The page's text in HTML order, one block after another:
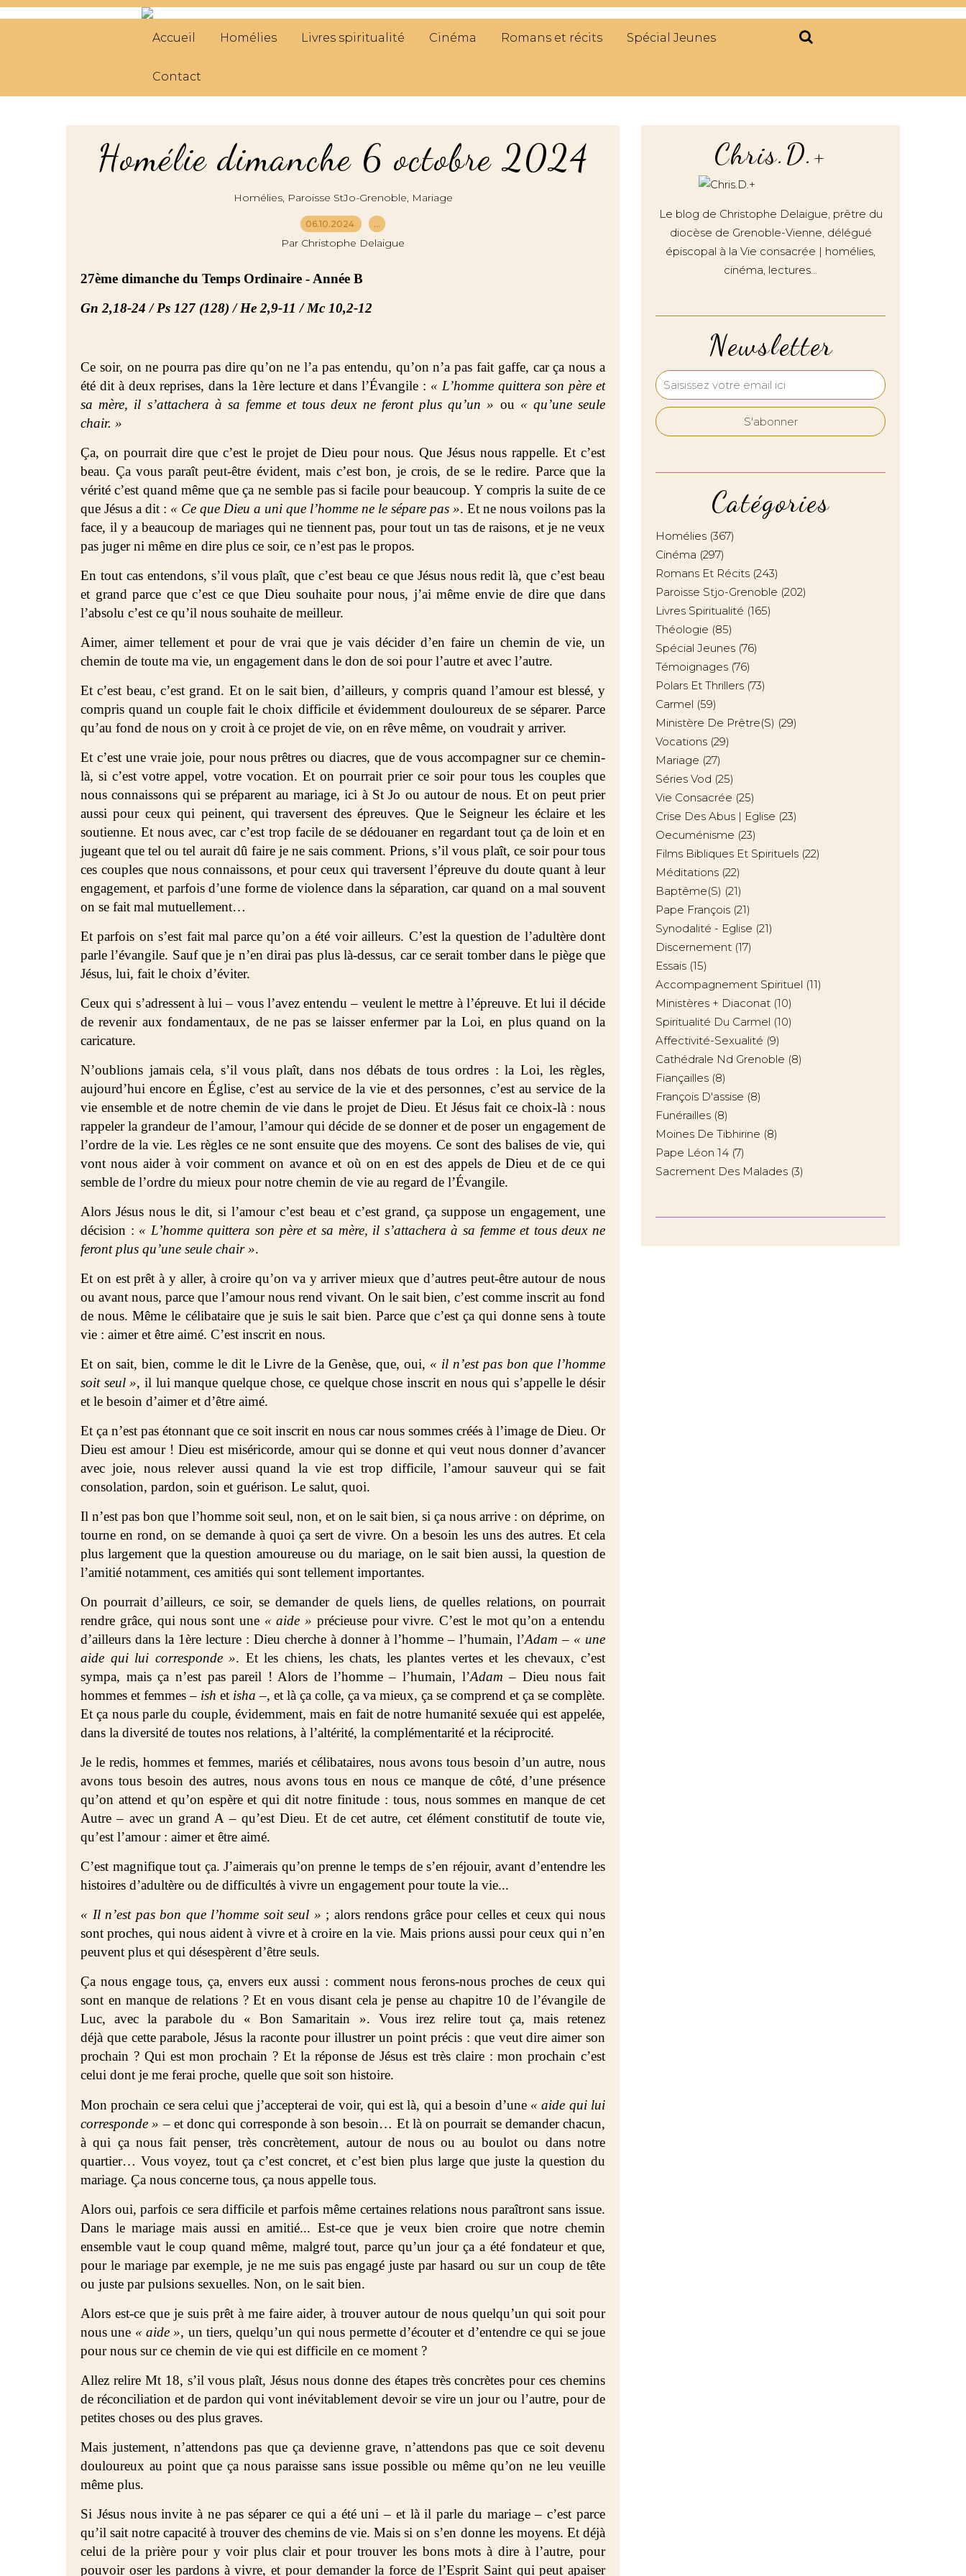
Accueil Homélies Livres spiritualité Cinéma Romans et récits Spécial Jeunes
Contact
Homélie dimanche 6 octobre 2024
Homélies, Paroisse StJo-Grenoble, Mariage
06.10.2024 …
Par Christophe Delaigue
27ème dimanche du Temps Ordinaire - Année B
Gn 2,18-24 / Ps 127 (128) / He 2,9-11 / Mc 10,2-12
Ce soir, on ne pourra pas dire qu’on ne l’a pas entendu, qu’on n’a pas fait gaffe, car ça nous a
été dit à deux reprises, dans la 1ère lecture et dans l’Évangile : « L’homme quittera son père et
sa mère, il s’attachera à sa femme et tous deux ne feront plus qu’un » ou « qu’une seule
chair. »
Ça, on pourrait dire que c’est le projet de Dieu pour nous. Que Jésus nous rappelle. Et c’est
beau. Ça vous paraît peut-être évident, mais c’est bon, je crois, de se le redire. Parce que la
vérité c’est quand même que ça ne semble pas si facile pour beaucoup. Y compris la suite de ce
que Jésus a dit : « Ce que Dieu a uni que l’homme ne le sépare pas ». Et ne nous voilons pas la
face, il y a beaucoup de mariages qui ne tiennent pas, pour tout un tas de raisons, et je ne veux
pas juger ni même en dire plus ce soir, ce n’est pas le propos.
En tout cas entendons, s’il vous plaît, que c’est beau ce que Jésus nous redit là, que c’est beau
et grand parce que c’est ce que Dieu souhaite pour nous, j’ai même envie de dire que dans
l’absolu c’est ce qu’il nous souhaite de meilleur.
Aimer, aimer tellement et pour de vrai que je vais décider d’en faire un chemin de vie, un
chemin de toute ma vie, un engagement dans le don de soi pour l’autre et avec l’autre.
Et c’est beau, c’est grand. Et on le sait bien, d’ailleurs, y compris quand l’amour est blessé, y
compris quand un couple fait le choix difficile et évidemment douloureux de se séparer. Parce
qu’au fond de nous on y croit à ce projet de vie, on en rêve même, on voudrait y arriver.
Et c’est une vraie joie, pour nous prêtres ou diacres, que de vous accompagner sur ce chemin-
là, si c’est votre appel, votre vocation. Et on pourrait prier ce soir pour tous les couples que
nous connaissons qui se préparent au mariage, ici à St Jo ou autour de nous. Et on peut prier
aussi pour ceux qui peinent, qui traversent des épreuves. Que le Seigneur les éclaire et les
soutienne. Et nous avec, car c’est trop facile de se dédouaner en regardant tout ça de loin et en
jugeant que tel ou tel aurait dû faire je ne sais comment. Prions, s’il vous plaît, ce soir pour tous
ces couples que nous connaissons, et pour ceux qui traversent l’épreuve du doute quant à leur
engagement, et parfois d’une forme de violence dans la séparation, car quand on a mal souvent
on se fait mal mutuellement…
Et parfois on s’est fait mal parce qu’on a été voir ailleurs. C’est la question de l’adultère dont
parle l’évangile. Sauf que je n’en dirai pas plus là-dessus, car ce serait tomber dans le piège que
Jésus, lui, fait le choix d’éviter.
Ceux qui s’adressent à lui – vous l’avez entendu – veulent le mettre à l’épreuve. Et lui il décide
de revenir aux fondamentaux, de ne pas se laisser enfermer par la Loi, en plus quand on la
caricature.
N’oublions jamais cela, s’il vous plaît, dans nos débats de tous ordres : la Loi, les règles,
aujourd’hui encore en Église, c’est au service de la vie et des personnes, c’est au service de la
vie ensemble et de notre chemin de vie dans le projet de Dieu. Et Jésus fait ce choix-là : nous
rappeler la grandeur de l’amour, l’amour qui décide de se donner et de poser un engagement de
l’ordre de la vie. Les règles ce ne sont ensuite que des moyens. Ce sont des balises de vie, qui
vont nous aider à voir comment on avance et où on en est des appels de Dieu et de ce qui
semble de l’ordre du mieux pour notre chemin de vie au regard de l’Évangile.
Alors Jésus nous le dit, si l’amour c’est beau et c’est grand, ça suppose un engagement, une
décision : « L’homme quittera son père et sa mère, il s’attachera à sa femme et tous deux ne
feront plus qu’une seule chair ».
Et on est prêt à y aller, à croire qu’on va y arriver mieux que d’autres peut-être autour de nous
ou avant nous, parce que l’amour nous rend vivant. On le sait bien, c’est comme inscrit au fond
de nous. Même le célibataire que je suis le sait bien. Parce que c’est ça qui donne sens à toute
vie : aimer et être aimé. C’est inscrit en nous.
Et on sait, bien, comme le dit le Livre de la Genèse, que, oui, « il n’est pas bon que l’homme
soit seul », il lui manque quelque chose, ce quelque chose inscrit en nous qui s’appelle le désir
et le besoin d’aimer et d’être aimé.
Et ça n’est pas étonnant que ce soit inscrit en nous car nous sommes créés à l’image de Dieu. Or
Dieu est amour ! Dieu est miséricorde, amour qui se donne et qui veut nous donner d’avancer
avec joie, nous relever aussi quand la vie est trop difficile, l’amour sauveur qui se fait
consolation, pardon, soin et guérison. Le salut, quoi.
Il n’est pas bon que l’homme soit seul, non, et on le sait bien, si ça nous arrive : on déprime, on
tourne en rond, on se demande à quoi ça sert de vivre. On a besoin les uns des autres. Et cela
plus largement que la question amoureuse ou du mariage, on le sait bien aussi, la question de
l’amitié notamment, ces amitiés qui sont tellement importantes.
On pourrait d’ailleurs, ce soir, se demander de quels liens, de quelles relations, on pourrait
rendre grâce, qui nous sont une « aide » précieuse pour vivre. C’est le mot qu’on a entendu
d’ailleurs dans la 1ère lecture : Dieu cherche à donner à l’homme – l’humain, l’Adam – « une
aide qui lui corresponde ». Et les chiens, les chats, les plantes vertes et les chevaux, c’est
sympa, mais ça n’est pas pareil ! Alors de l’homme – l’humain, l’Adam – Dieu nous fait
hommes et femmes – ish et isha –, et là ça colle, ça va mieux, ça se comprend et ça se complète.
Et ça nous parle du couple, évidemment, mais en fait de notre humanitésexuée qui est appelée,
dans la diversité de toutes nos relations, à l’altérité, la complémentarité et la réciprocité.
Je le redis, hommes et femmes, mariés et célibataires, nous avons tous besoin d’un autre, nous
avons tous besoin des autres, nous avons tous en nous ce manque de côté, d’une présence
qu’on attend et qu’on espère et qui dit notre finitude : tous, nous sommes en manque de cet
Autre – avec un grand A – qu’est Dieu. Et de cet autre, cet élément constitutif de toute vie,
qu’est l’amour : aimer et être aimé.
C’est magnifique tout ça. J’aimerais qu’on prenne le temps de s’en réjouir, avant d’entendre les
histoires d’adultère ou de difficultés à vivre un engagement pour toute la vie...
« Il n’est pas bon que l’homme soit seul » ; alors rendons grâce pour celles et ceux qui nous
sont proches, qui nous aident à vivre et à croire en la vie. Mais prions aussi pour ceux qui n’en
peuvent plus et qui désespèrent d’être seuls.
Ça nous engage tous, ça, envers eux aussi : comment nous ferons-nous proches de ceux qui
sont en manque de relations ? Et en vous disant cela je pense au chapitre 10 de l’évangile de
Luc, avec la parabole du « Bon Samaritain ». Vous irez relire tout ça, mais retenez
déjà que cette parabole, Jésus la raconte pour illustrer un point précis : que veut dire aimer son
prochain ? Qui est mon prochain ? Et la réponse de Jésus est très claire : mon prochain c’est
celui dont je me ferai proche, quelle que soit son histoire.
Mon prochain ce sera celui que j’accepterai de voir, qui est là, qui a besoin d’une « aide qui lui
corresponde » – et donc qui corresponde à son besoin… Et là on pourrait se demander chacun,
à qui ça nous fait penser, très concrètement, autour de nous ou au boulot ou dans notre
quartier… Vous voyez, tout ça c’est concret, et c’est bien plus large que juste la question du
mariage. Ça nous concerne tous, ça nous appelle tous.
Alors oui, parfois ce sera difficile et parfois même certaines relations nous paraîtront sans issue.
Dans le mariage mais aussi en amitié... Est-ce que je veux bien croire que notre chemin
ensemble vaut le coup quand même, malgré tout, parce qu’un jour ça a été fondateur et que,
pour le mariage par exemple, je ne me suis pas engagé juste par hasard ou sur un coup de tête
ou juste par pulsions sexuelles. Non, on le sait bien.
Alors est-ce que je suis prêt à me faire aider, à trouver autour de nous quelqu’un qui soit pour
nous une « aide », un tiers, quelqu’un qui nous permette d’écouter et d’entendre ce qui se joue
pour nous sur ce chemin de vie qui est difficile en ce moment ?
Allez relire Mt 18, s’il vous plaît, Jésus nous donne des étapes très concrètes pour ces chemins
de réconciliation et de pardon qui vont inévitablement devoir se vire un jour ou l’autre, pour de
petites choses ou des plus graves.
Mais justement, n’attendons pas que ça devienne grave, n’attendons pas que ce soit devenu
douloureux au point que ça nous paraisse sans issue possible ou même qu’on ne leu veuille
même plus.
Si Jésus nous invite à ne pas séparer ce qui a été uni – et là il parle du mariage – c’est parce
qu’il sait notre capacité à trouver des chemins de vie. Mais si on s’en donne les moyens. Et déjà
celui de la prière pour y voir plus clair et pour trouver les bons mots à dire à l’autre, pour
pouvoir oser les pardons à vivre, et pour demander la force de l’Esprit Saint qui peut apaiser
Newsletter
Catégories
Homélies (367)
Cinéma (297)
Romans Et Récits (243)
Paroisse Stjo-Grenoble (202)
Livres Spiritualité (165)
Théologie (85)
Spécial Jeunes (76)
Témoignages (76)
Polars Et Thrillers (73)
Carmel (59)
Ministère De Prêtre(s) (29)
Vocations (29)
Mariage (27)
Séries Vod (25)
Vie Consacrée (25)
Crise Des Abus | Eglise (23)
Oecuménisme (23)
Films Bibliques Et Spirituels (22)
Méditations (22)
Baptême(s) (21)
Pape François (21)
Synodalité - Eglise (21)
Discernement (17)
Essais (15)
Accompagnement Spirituel (11)
Ministères + Diaconat (10)
Spiritualité Du Carmel (10)
Affectivité-Sexualité (9)
Cathédrale Nd Grenoble (8)
Fiançailles (8)
François D'assise (8)
Funérailles (8)
Moines De Tibhirine (8)
Pape Léon 14 (7)
Sacrement Des Malades (3)
Chris.D.+
Le blog de Christophe Delaigue, prêtre du
diocèse de Grenoble-Vienne, délégué
épiscopal à la Vie consacrée | homélies,
cinéma, lectures…